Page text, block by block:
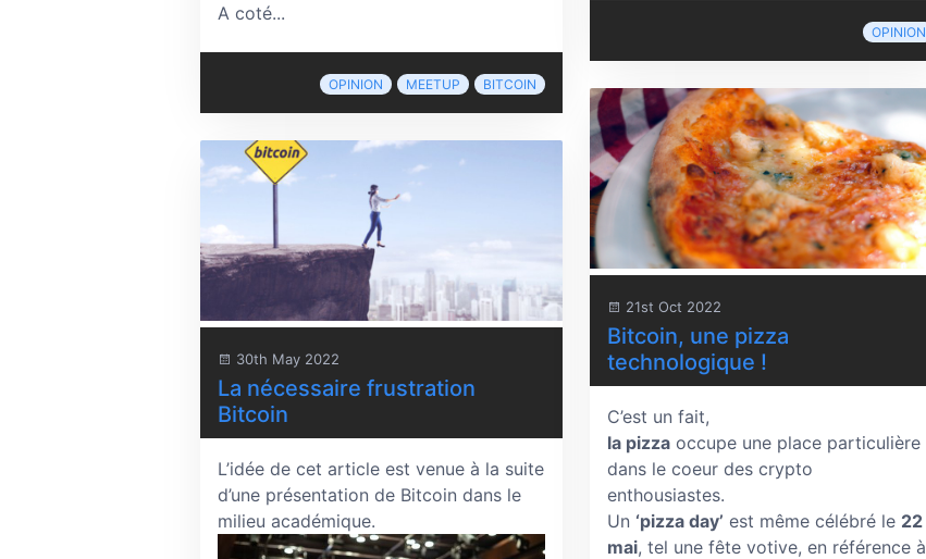
A coté...
OPINION MEETUP BITCOIN
30th May 2022
La nécessaire frustration
Bitcoin
L’idée de cet article est venue à la suite
d’une présentation de Bitcoin dans le
milieu académique.
OPINION
21st Oct 2022
Bitcoin, une pizza
technologique !
C’est un fait,
la pizza occupe une place particulière
dans le coeur des crypto
enthousiastes.
Un ‘pizza day’ est même célébré le 22
mai, tel une fête votive, en référence à